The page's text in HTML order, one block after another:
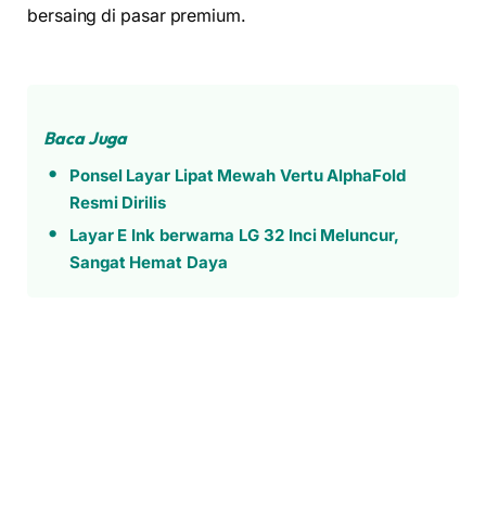
bersaing di pasar premium.
Baca Juga
Ponsel Layar Lipat Mewah Vertu AlphaFold
Resmi Dirilis
Layar E Ink berwarna LG 32 Inci Meluncur,
Sangat Hemat Daya